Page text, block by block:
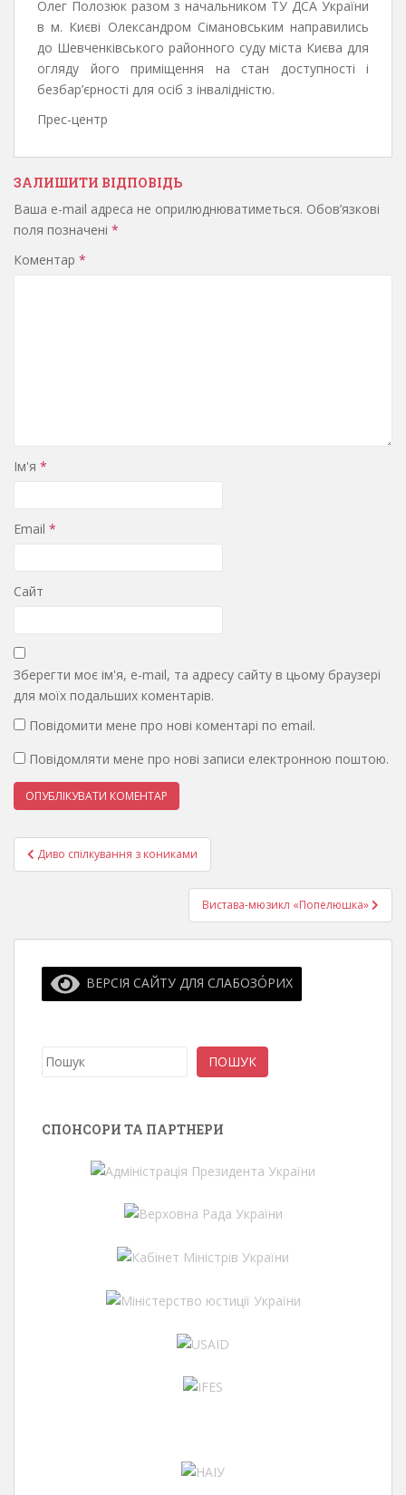
Олег Полозюк разом з начальником ТУ ДСА України
в м. Києві Олександром Сімановським направились
до Шевченківського районного суду міста Києва для
огляду його приміщення на стан доступності і
безбар’єрності для осіб з інвалідністю.
Прес-центр
ЗАЛИШИТИ ВІДПОВІДЬ
Ваша e-mail адреса не оприлюднюватиметься. Обов’язкові
поля позначені *
Коментар *
Ім'я *
Email *
Сайт
Зберегти моє ім'я, e-mail, та адресу сайту в цьому браузері
для моїх подальших коментарів.
Повідомити мене про нові коментарі по email.
Повідомляти мене про нові записи електронною поштою.
Навігація
записів
Диво спілкування з кониками
Вистава-мюзикл «Попелюшка»
ВЕРСІЯ САЙТУ ДЛЯ СЛАБОЗО́РИХ
Пошук ПОШУК
СПОНСОРИ ТА ПАРТНЕРИ